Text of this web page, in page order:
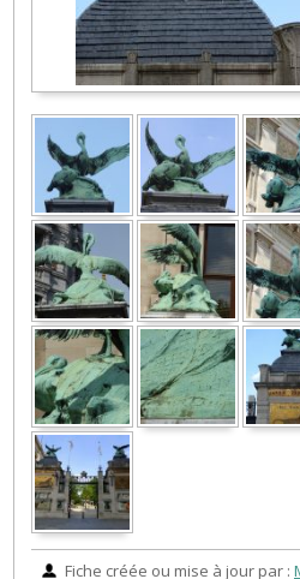
Fiche créée ou mise à jour par :